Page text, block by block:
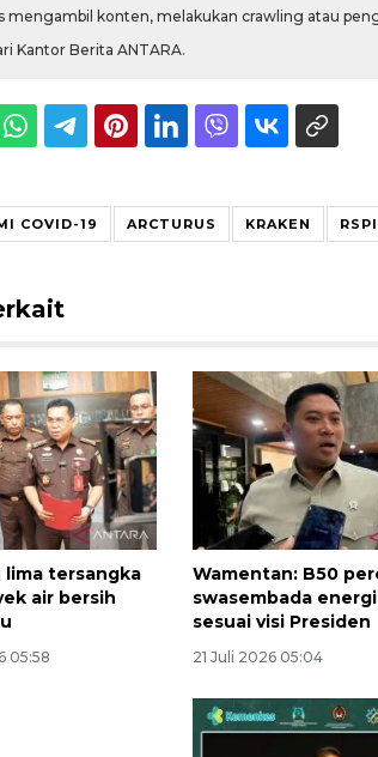
mengambil konten, melakukan crawling atau
Kantor Berita ANTARA.
COVID-19 ARCTURUS KRAKEN
lima tersangka
air bersih
05:58
Wamentan: B50
swasembada energi
sesuai visi Presiden
21 Juli 2026 05:04